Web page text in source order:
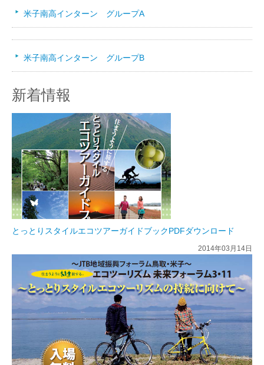
エクスカーション
米子南高インターン グループA
米子南高インターン グループB
新着情報
とっとりスタイルエコツアーガイドブックPDFダウンロード
2014年03月14日